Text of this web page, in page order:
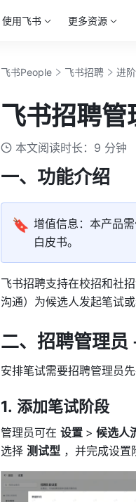
使用飞书 更多资源
飞书People 飞书招聘 进
飞书招聘管
本文阅读时长：9 分钟
一、功能介绍
🔖 增值信息：本产品
白皮书。
飞书招聘支持在校招和社
沟通）为候选人发起笔试或
二、招聘管理员
安排笔试需要招聘管理员
添加笔试阶段
管理员可在 设置 > 候选人
选择 测试型 ，并完成设置